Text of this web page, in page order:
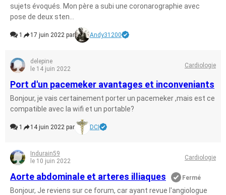
sujets évoqués. Mon père a subi une coronarographie avec
pose de deux sten...
1 17 juin 2022 par Andy31200
delepine
le 14 juin 2022
Cardiologie
Port d'un pacemeker avantages et inconveniants
Bonjour, je vais certainement porter un pacemeker ,mais est ce
compatible avec la wifi et un portable?
1 14 juin 2022 par DCI
Indurain59
le 10 juin 2022
Cardiologie
Aorte abdominale et arteres illiaques Fermé
Bonjour, Je reviens sur ce forum, car ayant revue l'angiologue